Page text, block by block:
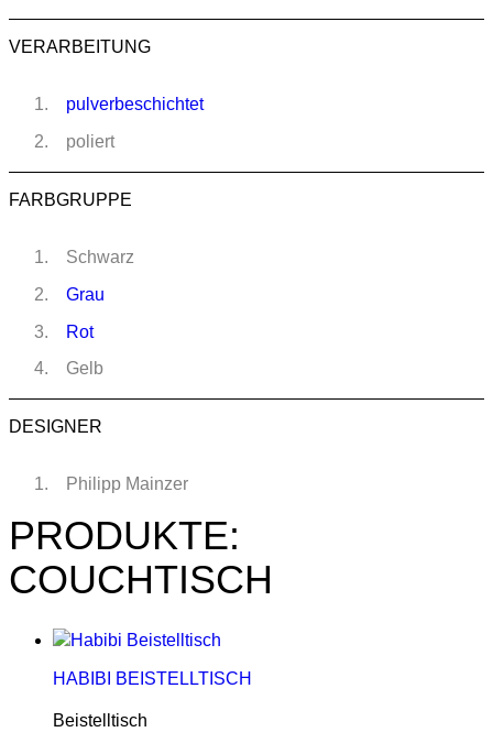
VERARBEITUNG
pulverbeschichtet
poliert
FARBGRUPPE
Schwarz
Grau
Rot
Gelb
DESIGNER
Philipp Mainzer
PRODUKTE:
COUCHTISCH
HABIBI BEISTELLTISCH
Beistelltisch